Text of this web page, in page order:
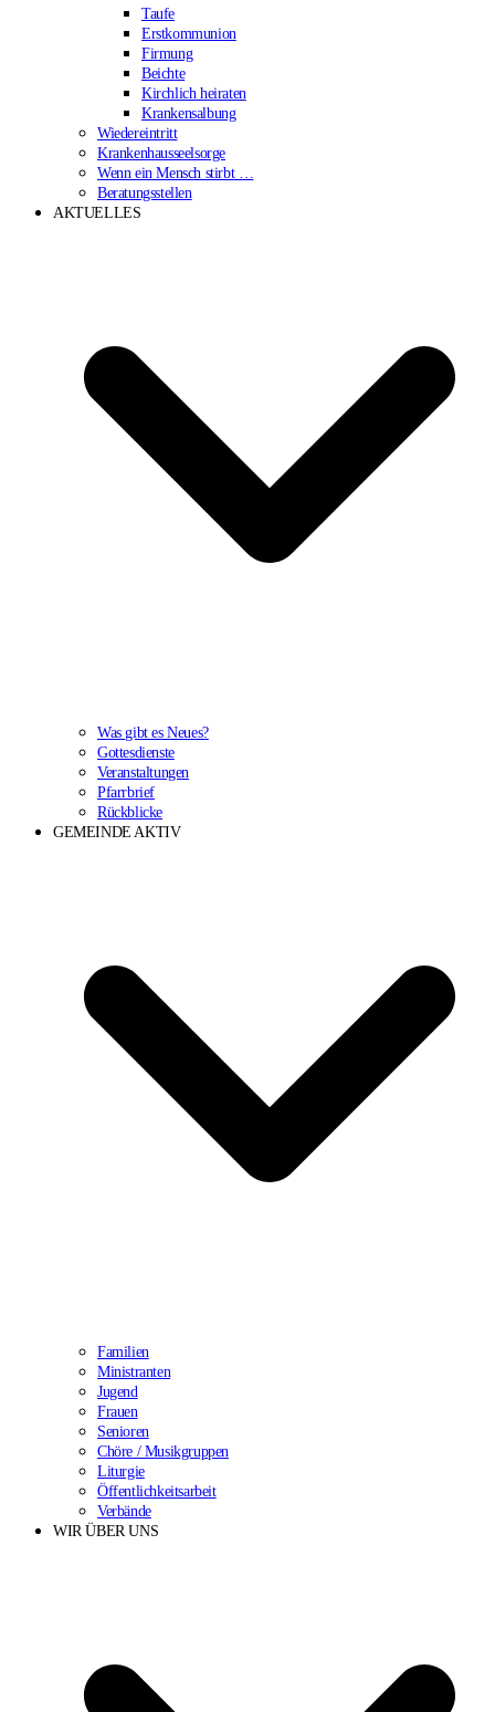
Taufe
Erstkommunion
Firmung
Beichte
Kirchlich heiraten
Krankensalbung
Wiedereintritt
Krankenhausseelsorge
Wenn ein Mensch stirbt …
Beratungsstellen
AKTUELLES
Was gibt es Neues?
Gottesdienste
Veranstaltungen
Pfarrbrief
Rückblicke
GEMEINDE AKTIV
Familien
Ministranten
Jugend
Frauen
Senioren
Chöre / Musikgruppen
Liturgie
Öffentlichkeitsarbeit
Verbände
WIR ÜBER UNS